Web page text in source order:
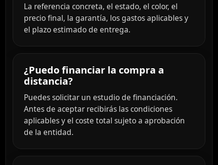
La referencia concreta, el estado, el color, el
precio final, la garantía, los gastos aplicables y
el plazo estimado de entrega.
¿Puedo financiar la compra a
distancia?
Puedes solicitar un estudio de financiación.
Antes de aceptar recibirás las condiciones
aplicables y el coste total sujeto a aprobación
de la entidad.